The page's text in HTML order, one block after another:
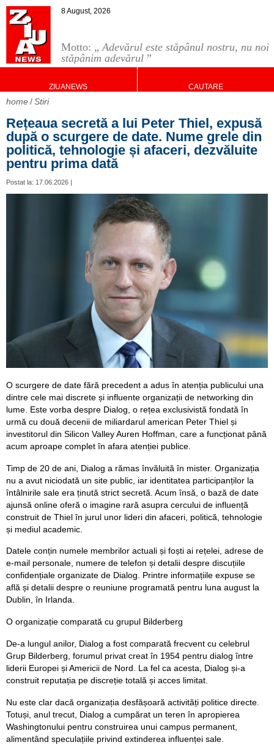
Motto: „Adevărul este stăpânul nostru, nu noi
stăpânim adevărul ”
8 August, 2026
ZIUANEWS CAUTARE
home Stiri
Rețeaua secretă a lui Peter Thiel, expusă
după o scurgere de date. Nume grele din
politică, tehnologie și afaceri, dezvăluite
pentru prima dată
Postat la: 17.06.2026 |
O scurgere de date fără precedent a adus în atenția publicului una
dintre cele mai discrete și influente organizații de networking din
lume. Este vorba despre Dialog, o rețea exclusivistă fondată în
urmă cu două decenii de miliardarul american Peter Thiel și
investitorul din Silicon Valley Auren Hoffman, care a funcționat până
acum aproape complet în afara atenției publice.
Timp de 20 de ani, Dialog a rămas învăluită în mister. Organizația
nu a avut niciodată un site public, iar identitatea participanților la
întâlnirile sale era ținută strict secretă. Acum însă, o bază de date
ajunsă online oferă o imagine rară asupra cercului de influență
construit de Thiel în jurul unor lideri din afaceri, politică, tehnologie
și mediul academic.
Datele conțin numele membrilor actuali și foști ai rețelei, adrese de
e-mail personale, numere de telefon și detalii despre discuțiile
confidențiale organizate de Dialog. Printre informațiile expuse se
află și detalii despre o reuniune programată pentru luna august la
Dublin, în Irlanda.
O organizație comparată cu grupul Bilderberg
De-a lungul anilor, Dialog a fost comparată frecvent cu celebrul
Grup Bilderberg, forumul privat creat în 1954 pentru dialog între
liderii Europei și Americii de Nord. La fel ca acesta, Dialog și-a
construit reputația pe discreție totală și acces limitat.
Nu este clar dacă organizația desfășoară activități politice directe.
Totuși, anul trecut, Dialog a cumpărat un teren în apropierea
Washingtonului pentru construirea unui campus permanent,
alimentând speculațiile privind extinderea influenței sale.